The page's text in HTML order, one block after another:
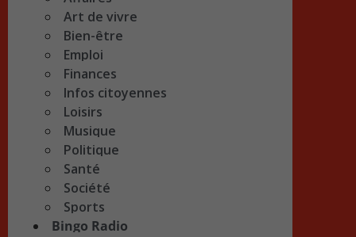
Art de vivre
Bien-être
Emploi
Finances
Infos citoyennes
Loisirs
Musique
Politique
Santé
Société
Sports
Bingo Radio